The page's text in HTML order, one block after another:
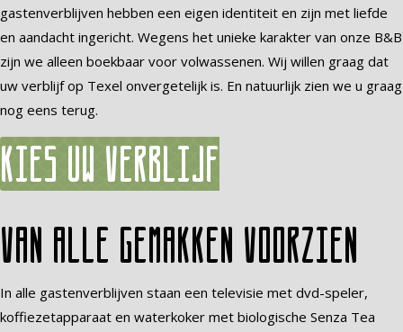
gastenverblijven hebben een eigen identiteit en zijn met liefde
en aandacht ingericht. Wegens het unieke karakter van onze B&B
zijn we alleen boekbaar voor volwassenen. Wij willen graag dat
uw verblijf op Texel onvergetelijk is. En natuurlijk zien we u graag
nog eens terug.
Kies uw verblijf
Van alle gemakken voorzien
In alle gastenverblijven staan een televisie met dvd-speler,
koffiezetapparaat en waterkoker met biologische Senza Tea